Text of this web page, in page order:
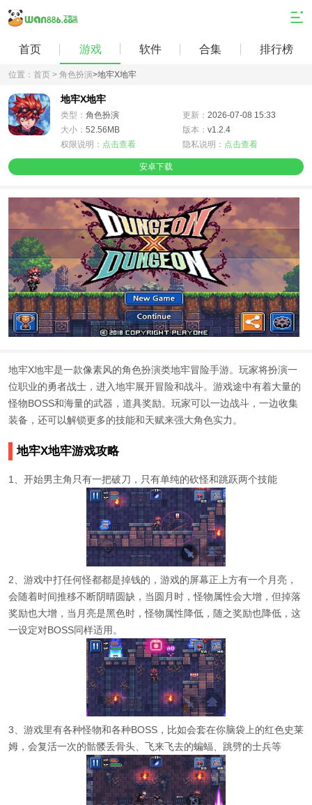
首页 游戏 软件 合集 排行榜
位置： 首页 > 角色扮演>地牢X地牢
地牢X地牢
类型： 角色扮演 更新： 2026-07-08 15:33
大小： 52.56MB 版本： v1.2.4
权限说明： 点击查看 隐私说明： 点击查看
安卓下载
地牢X地牢是一款像素风的角色扮演类地牢冒险手游。玩家将扮演一
位职业的勇者战士，进入地牢展开冒险和战斗。游戏途中有着大量的
怪物BOSS和海量的武器，道具奖励。玩家可以一边战斗，一边收集
装备，还可以解锁更多的技能和天赋来强大角色实力。
地牢X地牢游戏攻略
1、开始男主角只有一把破刀，只有单纯的砍怪和跳跃两个技能
2、游戏中打任何怪都都是掉钱的，游戏的屏幕正上方有一个月亮，
会随着时间推移不断阴晴圆缺，当圆月时，怪物属性会大增，但掉落
奖励也大增，当月亮是黑色时，怪物属性降低，随之奖励也降低，这
一设定对BOSS同样适用。
3、游戏里有各种怪物和各种BOSS，比如会套在你脑袋上的红色史莱
姆，会复活一次的骷髅丢骨头、飞来飞去的蝙蝠、跳劈的士兵等